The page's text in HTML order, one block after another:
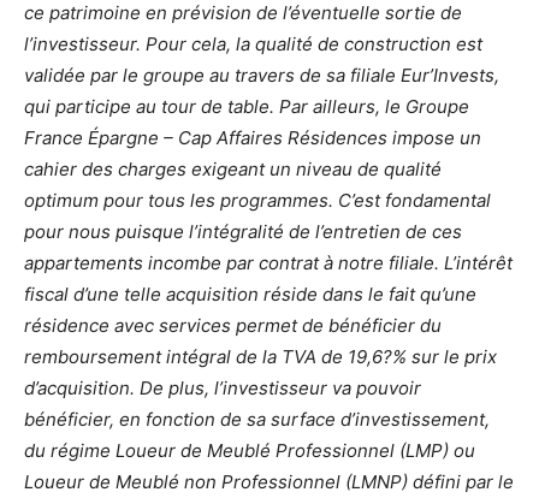
ce patrimoine en prévision de l’éventuelle sortie de
l’investisseur. Pour cela, la qualité de construction est
validée par le groupe au travers de sa filiale Eur’Invests,
qui participe au tour de table. Par ailleurs, le Groupe
France Épargne – Cap Affaires Résidences impose un
cahier des charges exigeant un niveau de qualité
optimum pour tous les programmes. C’est fondamental
pour nous puisque l’intégralité de l’entretien de ces
appartements incombe par contrat à notre filiale. L’intérêt
fiscal d’une telle acquisition réside dans le fait qu’une
résidence avec services permet de bénéficier du
remboursement intégral de la TVA de 19,6?% sur le prix
d’acquisition. De plus, l’investisseur va pouvoir
bénéficier, en fonction de sa surface d’investissement,
du régime Loueur de Meublé Professionnel (LMP) ou
Loueur de Meublé non Professionnel (LMNP) défini par le